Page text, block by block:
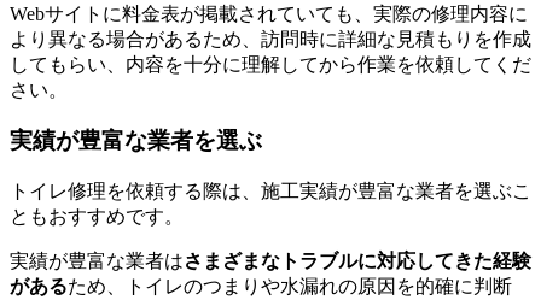
Webサイトに料金表が掲載されていても、実際の修理内容に
より異なる場合があるため、訪問時に詳細な見積もりを作成
してもらい、内容を十分に理解してから作業を依頼してくだ
さい。
実績が豊富な業者を選ぶ
トイレ修理を依頼する際は、施工実績が豊富な業者を選ぶこ
ともおすすめです。
実績が豊富な業者はさまざまなトラブルに対応してきた経験
があるため、トイレのつまりや水漏れの原因を的確に判断